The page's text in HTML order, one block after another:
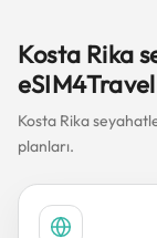
Kosta Rika
Kosta Rika
planları.